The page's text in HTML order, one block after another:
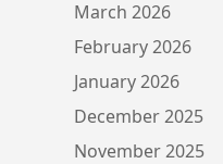
March 2026
February 2026
January 2026
December 2025
November 2025